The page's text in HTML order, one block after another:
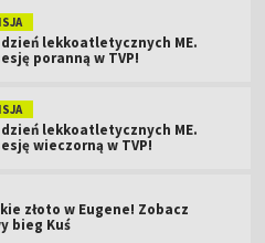
lekkoatletycznych ME.
poranną w TVP!
lekkoatletycznych ME.
wieczorną w TVP!
złoto w Eugene! Zobacz
bieg Kuś